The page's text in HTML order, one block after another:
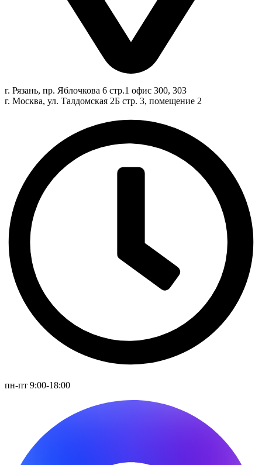
г. Рязань, пр. Яблочкова 6 стр.1 офис 300, 303
г. Москва, ул. Талдомская 2Б стр. 3, помещение 2
пн-пт 9:00-18:00